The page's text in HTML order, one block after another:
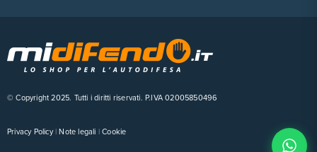
© Copyright 2025. Tutti i diritti riservati. P.IVA 02005850496
Privacy Policy| Note legali |Cookie